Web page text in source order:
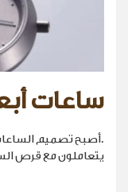
ساعات
.أصبح تصميم
يتعاملون مع قرص